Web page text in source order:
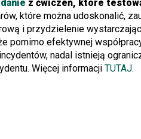
z ćwiczeń, które
które można udoskonalić,
i przydzielenie
pomimo efektywnej
nadal istnieją
Więcej informacji TUTAJ.